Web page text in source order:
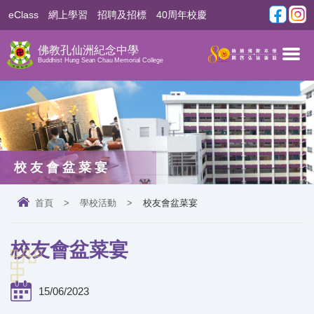
佛教孔仙洲紀念中學
Buddhist Hung Sean Chau Memorial College
eClass 網上學習 招聘及招標 40周年校慶
校友會盆菜宴
首頁 > 學校活動 > 校友會盆菜宴
校友會盆菜宴
15/06/2023